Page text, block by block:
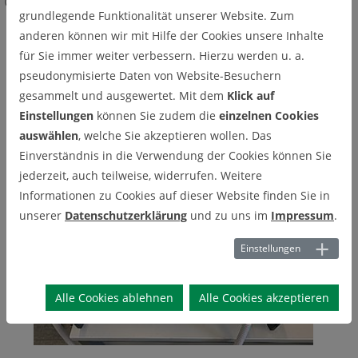
Funken-Generatoren (Spark
Discharge Generator SDG)
(Eigenentwicklung, Fa. VSP)
grundlegende Funktionalität unserer Website. Zum
anderen können wir mit Hilfe der Cookies unsere Inhalte
für Sie immer weiter verbessern. Hierzu werden u. a.
pseudonymisierte Daten von Website-Besuchern
gesammelt und ausgewertet. Mit dem Klick auf
Einstellungen können Sie zudem die einzelnen Cookies
auswählen, welche Sie akzeptieren wollen. Das
Einverständnis in die Verwendung der Cookies können Sie
jederzeit, auch teilweise, widerrufen. Weitere
Informationen zu Cookies auf dieser Website finden Sie in
unserer Datenschutzerklärung und zu uns im Impressum.
Einstellungen
Alle Cookies ablehnen Alle Cookies akzeptieren